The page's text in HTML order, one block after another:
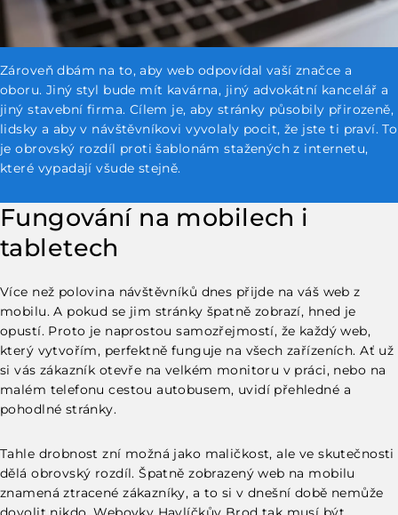
Zároveň dbám na to, aby web odpovídal vaší značce a
oboru. Jiný styl bude mít kavárna, jiný advokátní kancelář a
jiný stavební firma. Cílem je, aby stránky působily přirozeně,
lidsky a aby v návštěvníkovi vyvolaly pocit, že jste ti praví. To
je obrovský rozdíl proti šablonám stažených z internetu,
které vypadají všude stejně.
Fungování na mobilech i
tabletech
Více než polovina návštěvníků dnes přijde na váš web z
mobilu. A pokud se jim stránky špatně zobrazí, hned je
opustí. Proto je naprostou samozřejmostí, že každý web,
který vytvořím, perfektně funguje na všech zařízeních. Ať už
si vás zákazník otevře na velkém monitoru v práci, nebo na
malém telefonu cestou autobusem, uvidí přehledné a
pohodlné stránky.
Tahle drobnost zní možná jako maličkost, ale ve skutečnosti
dělá obrovský rozdíl. Špatně zobrazený web na mobilu
znamená ztracené zákazníky, a to si v dnešní době nemůže